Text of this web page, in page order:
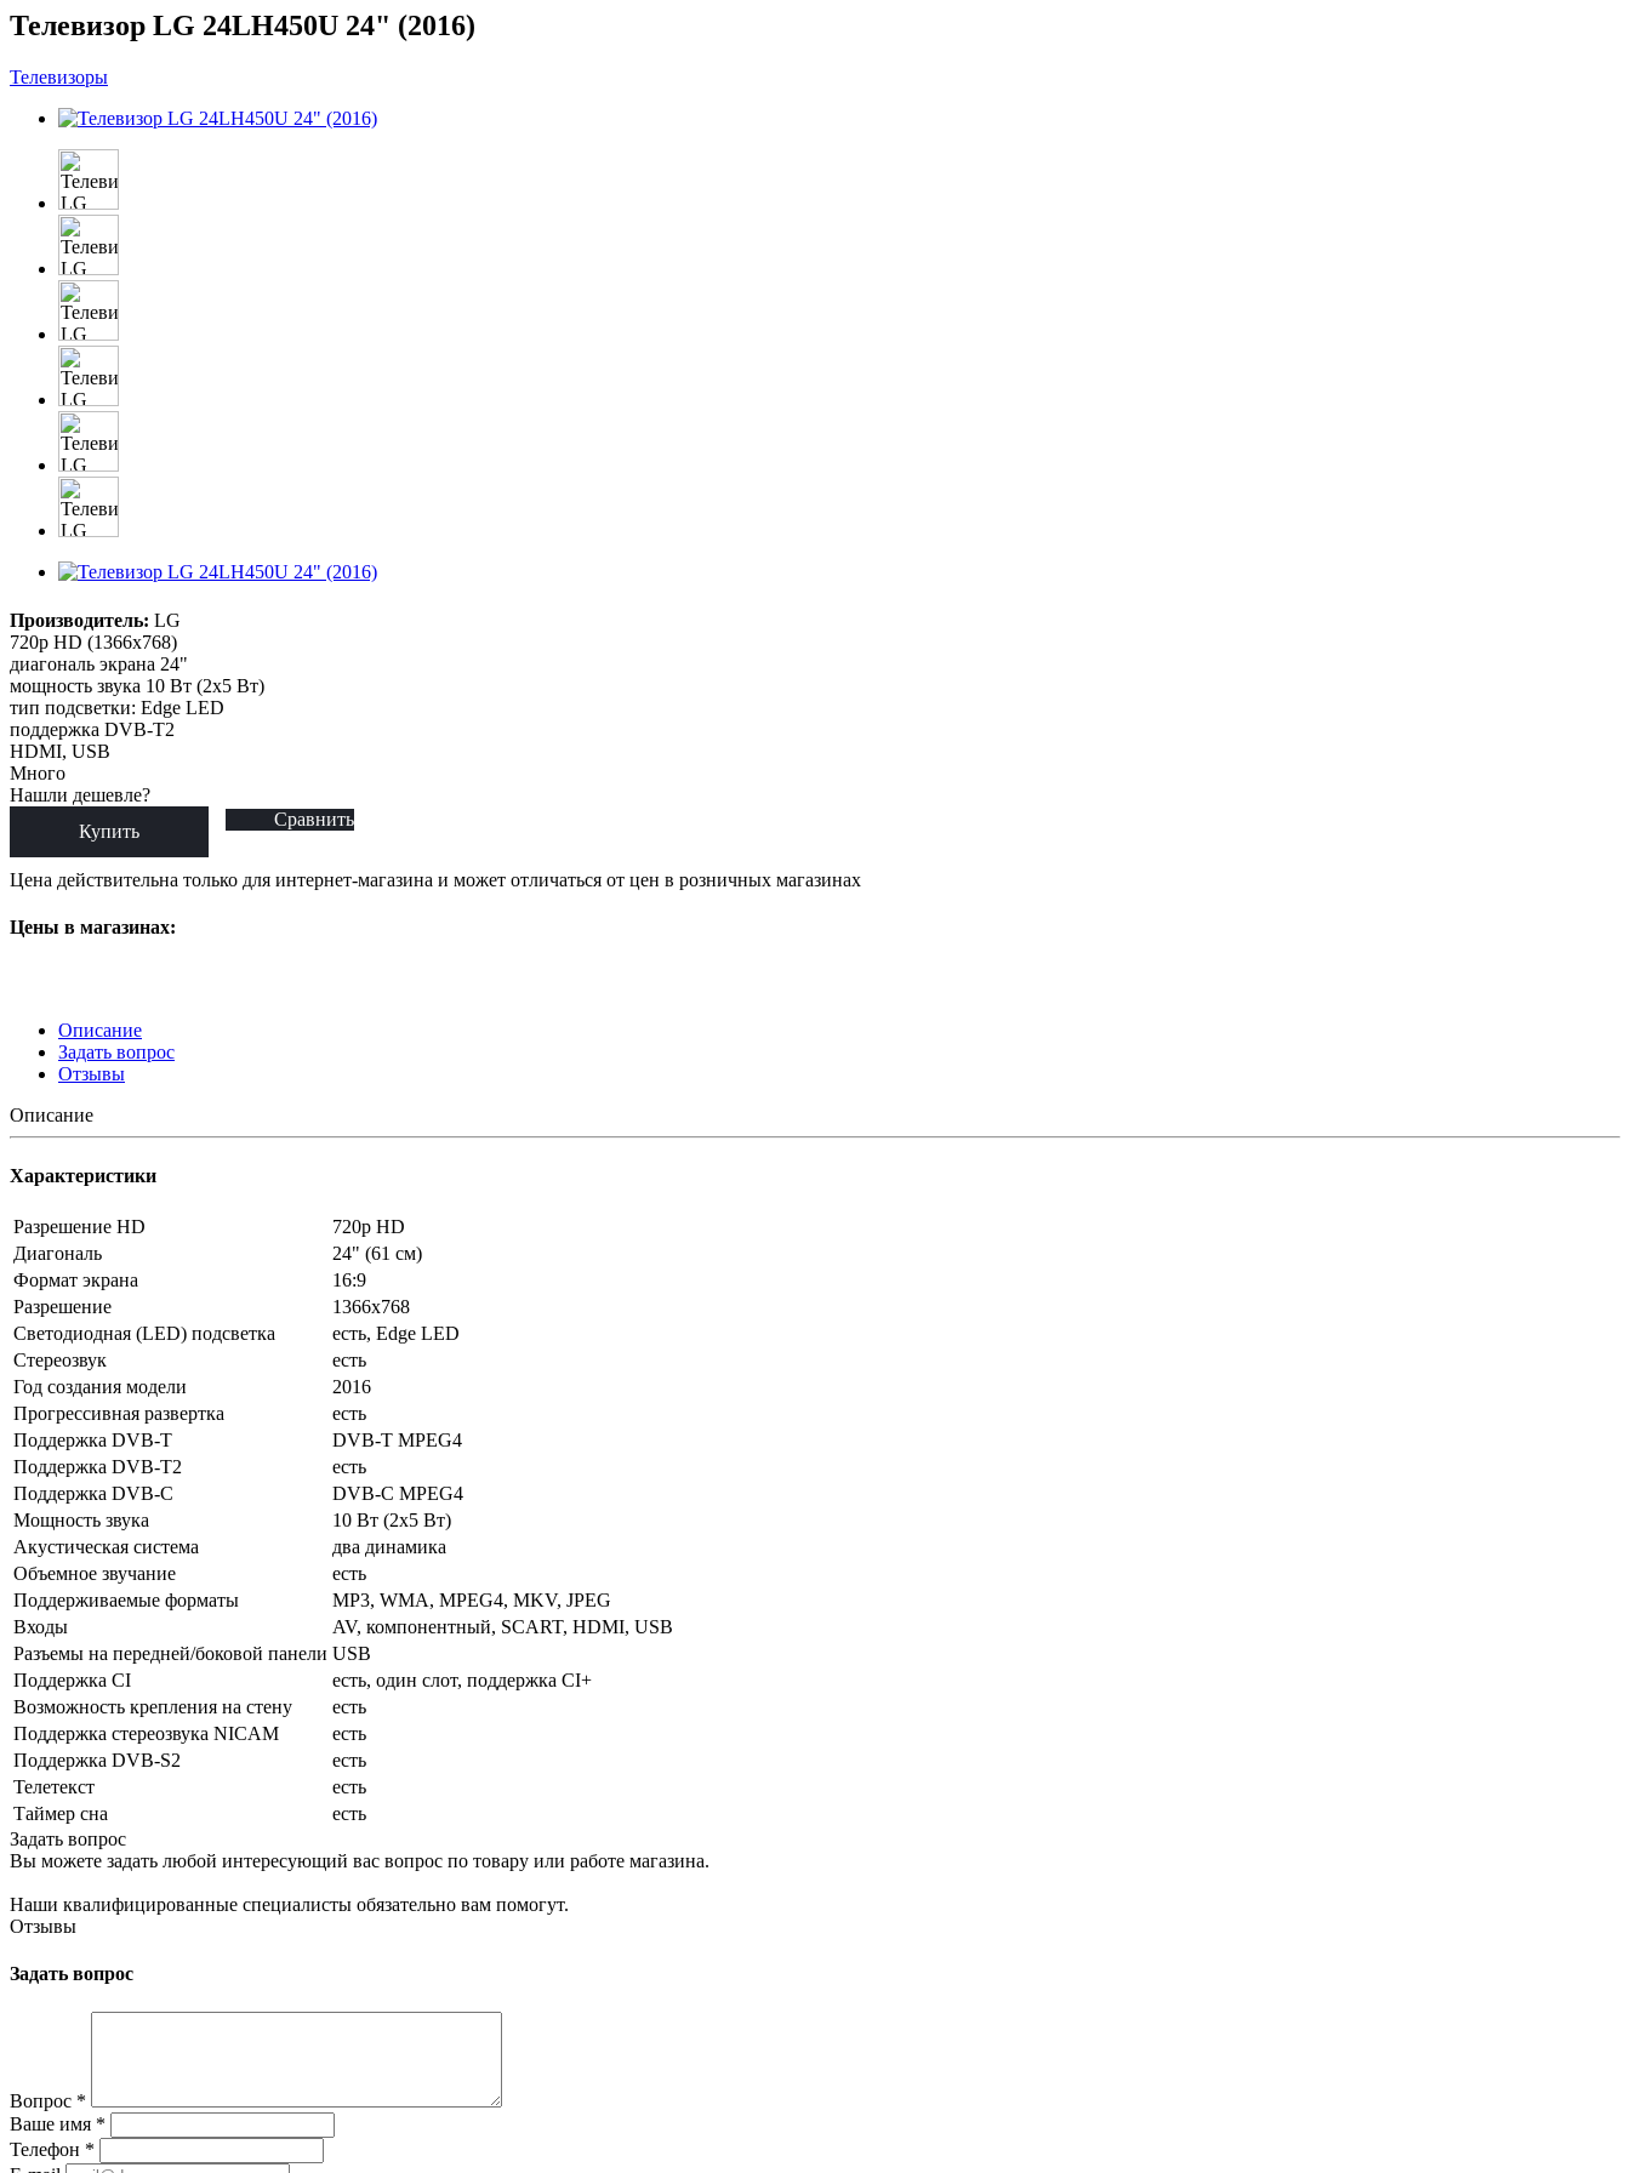
Телевизор LG 24LH450U 24" (2016)
Телевизоры
Производитель: LG
720p HD (1366x768)
диагональ экрана 24"
мощность звука 10 Вт (2x5 Вт)
тип подсветки: Edge LED
поддержка DVB-T2
HDMI, USB
Много
Нашли дешевле?
Купить
Сравнить
Цена действительна только для интернет-магазина и может отличаться от цен в розничных магазинах
Цены в магазинах:
Описание
Задать вопрос
Отзывы
Описание
Характеристики
Разрешение HD
720p HD
Диагональ
24" (61 см)
Формат экрана
16:9
Разрешение
1366x768
Светодиодная (LED) подсветка
есть, Edge LED
Стереозвук
есть
Год создания модели
2016
Прогрессивная развертка
есть
Поддержка DVB-T
DVB-T MPEG4
Поддержка DVB-T2
есть
Поддержка DVB-C
DVB-C MPEG4
Мощность звука
10 Вт (2x5 Вт)
Акустическая система
два динамика
Объемное звучание
есть
Поддерживаемые форматы
MP3, WMA, MPEG4, MKV, JPEG
Входы
AV, компонентный, SCART, HDMI, USB
Разъемы на передней/боковой панели USB
Поддержка CI
есть, один слот, поддержка CI+
Возможность крепления на стену
есть
Поддержка стереозвука NICAM
есть
Поддержка DVB-S2
есть
Телетекст
есть
Таймер сна
есть
Задать вопрос
Вы можете задать любой интересующий вас вопрос по товару или работе магазина.
Наши квалифицированные специалисты обязательно вам помогут.
Отзывы
Задать вопрос
Вопрос *
Ваше имя *
Телефон *